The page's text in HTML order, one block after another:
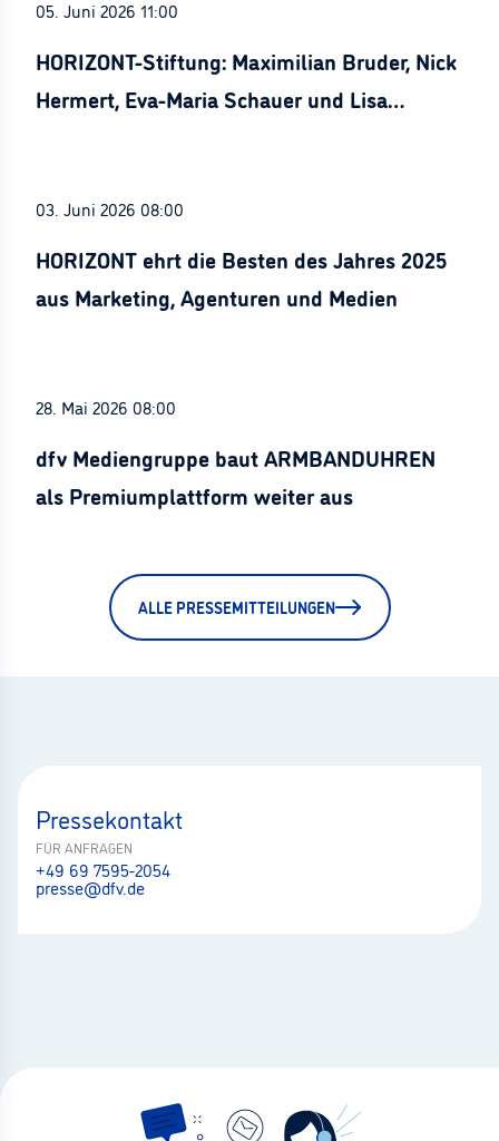
05. Juni 2026 11:00
HORIZONT-Stiftung: Maximilian Bruder, Nick
Hermert, Eva-Maria Schauer und Lisa
03. Juni 2026 08:00
HORIZONT ehrt die Besten des Jahres 2025
aus Marketing, Agenturen und Medien
28. Mai 2026 08:00
dfv Mediengruppe baut ARMBANDUHREN
als Premiumplattform weiter aus
ALLE PRESSEMITTEILUNGEN
Pressekontakt
FÜR ANFRAGEN
+49 69 7595-2054
presse@dfv.de